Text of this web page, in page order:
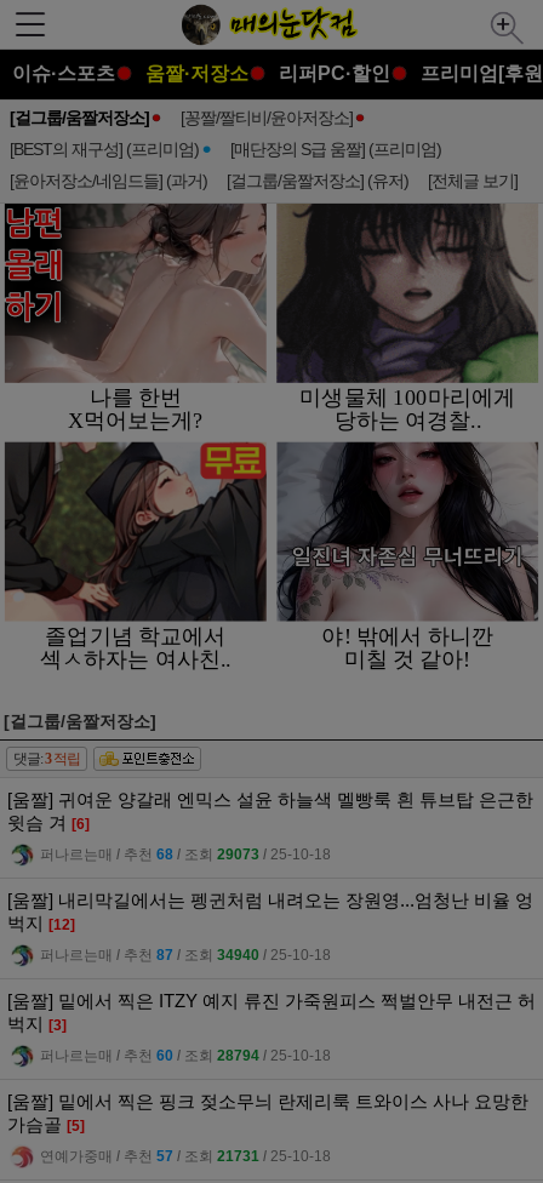
이슈·스포츠 움짤·저장소 리퍼PC·할인 프리미엄[후
[걸그룹/움짤저장소]
[꽁짤/짤티비/윤아저장소]
[BEST의 재구성] (프리미엄)
[매단장의 S급 움짤] (프리미엄)
[윤아저장소/네임드들] (과거)
[걸그룹/움짤저장소] (유저) [전체글 보기]
[걸그룹/움짤저장소]
댓글:3적립
[움짤] 귀여운 양갈래 엔믹스 설윤 하늘색 멜빵룩 흰 튜브탑 은근한
윗슴 겨 [6]
퍼나르는매 l 추천 68 l 조회 29073 l 25-10-18
[움짤] 내리막길에서는 펭귄처럼 내려오는 장원영...엄청난 비율 엉
벅지 [12]
퍼나르는매 l 추천 87 l 조회 34940 l 25-10-18
[움짤] 밑에서 찍은 ITZY 예지 류진 가죽원피스 쩍벌안무 내전근 허
벅지 [3]
퍼나르는매 l 추천 60 l 조회 28794 l 25-10-18
[움짤] 밑에서 찍은 핑크 젖소무늬 란제리룩 트와이스 사나 요망한
가슴골 [5]
연예가중매 l 추천 57 l 조회 21731 l 25-10-18